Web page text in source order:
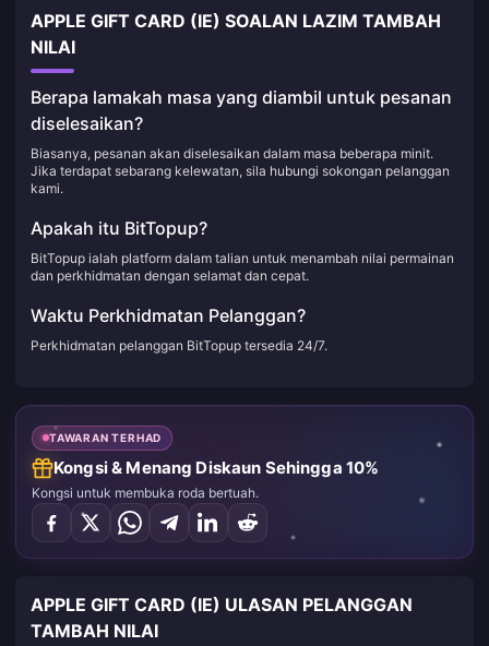
APPLE GIFT CARD (IE) SOALAN LAZIM TAMBAH
NILAI
Berapa lamakah masa yang diambil untuk pesanan
diselesaikan?
Biasanya, pesanan akan diselesaikan dalam masa beberapa minit.
Jika terdapat sebarang kelewatan, sila hubungi sokongan pelanggan
kami.
Apakah itu BitTopup?
BitTopup ialah platform dalam talian untuk menambah nilai permainan
dan perkhidmatan dengan selamat dan cepat.
Waktu Perkhidmatan Pelanggan?
Perkhidmatan pelanggan BitTopup tersedia 24/7.
TAWARAN TERHAD
Kongsi & Menang Diskaun Sehingga 10%
Kongsi untuk membuka roda bertuah.
APPLE GIFT CARD (IE) ULASAN PELANGGAN
TAMBAH NILAI